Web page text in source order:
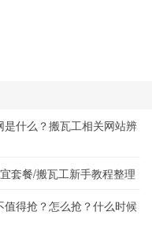
什么？搬瓦工相关网站辨
套餐/搬瓦工新手教程整理
得抢？怎么抢？什么时候